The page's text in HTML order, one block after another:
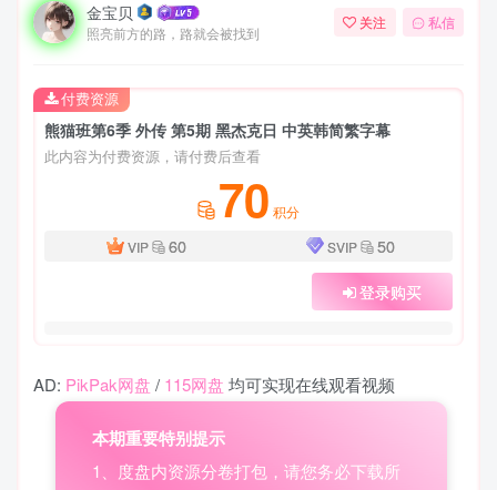
金宝贝
照亮前方的路，路就会被找到
关注 私信
熊猫班第6季 外传 第5期 黑杰克日 中英韩简繁字幕
此内容为付费资源，请付费后查看
70 积分
VIP
60 SVIP 50
登录购买
付费资源
AD: PikPak网盘 / 115网盘 均可实现在线观看视频
本期重要特别提示
1、度盘内资源分卷打包，请您务必下载所